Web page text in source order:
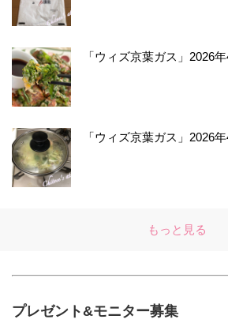
「ウィズ京葉ガス」2026
「ウィズ京葉ガス」2026
もっと見る
プレゼント&モニター募集